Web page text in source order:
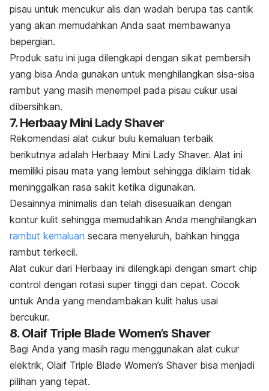
pisau untuk mencukur alis dan wadah berupa tas cantik
yang akan memudahkan Anda saat membawanya
bepergian.
Produk satu ini juga dilengkapi dengan sikat pembersih
yang bisa Anda gunakan untuk menghilangkan sisa-sisa
rambut yang masih menempel pada pisau cukur usai
dibersihkan.
7. Herbaay Mini Lady Shaver
Rekomendasi alat cukur bulu kemaluan terbaik
berikutnya adalah Herbaay Mini Lady Shaver. Alat ini
memiliki pisau mata yang lembut sehingga diklaim tidak
meninggalkan rasa sakit ketika digunakan.
Desainnya minimalis dan telah disesuaikan dengan
kontur kulit sehingga memudahkan Anda menghilangkan
rambut kemaluan secara menyeluruh, bahkan hingga
rambut terkecil.
Alat cukur dari Herbaay ini dilengkapi dengan smart chip
control dengan rotasi super tinggi dan cepat. Cocok
untuk Anda yang mendambakan kulit halus usai
bercukur.
8. Olaif Triple Blade Women’s Shaver
Bagi Anda yang masih ragu menggunakan alat cukur
elektrik, Olaif Triple Blade Women’s Shaver bisa menjadi
pilihan yang tepat.